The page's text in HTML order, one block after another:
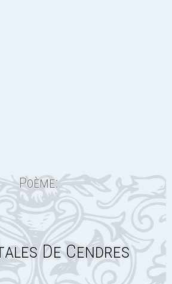
Poème:
De Cendres